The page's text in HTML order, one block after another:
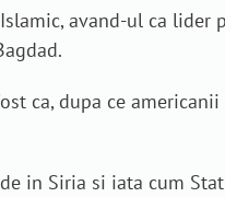
avand-ul ca
ca, dupa ce
in Siria si iata cum